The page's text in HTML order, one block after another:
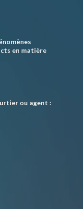
en matière
ou agent :